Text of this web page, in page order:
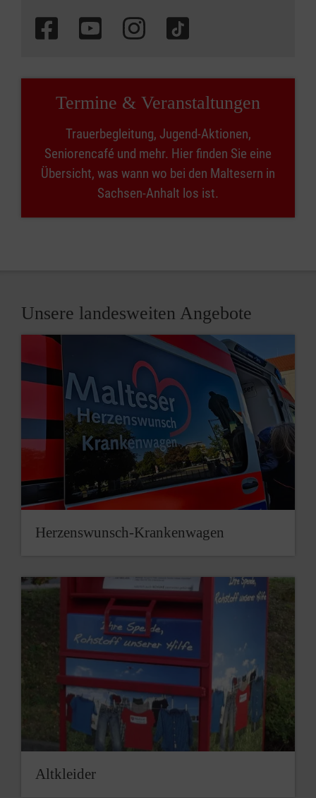
Termine & Veranstaltungen
Trauerbegleitung, Jugend-Aktionen,
Seniorencafé und mehr. Hier finden Sie eine
Übersicht, was wann wo bei den Maltesern in
Sachsen-Anhalt los ist.
Unsere landesweiten Angebote
Herzenswunsch-Krankenwagen
Altkleider